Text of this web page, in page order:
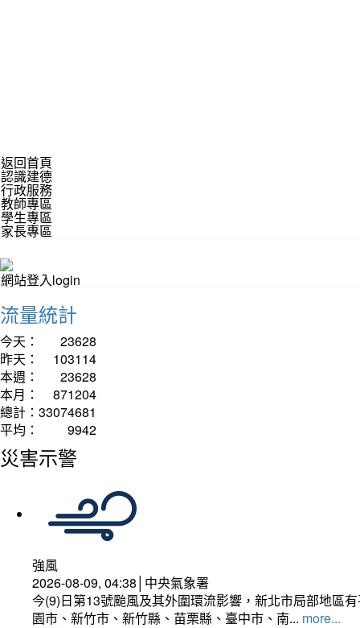
返回首頁
認識建德
行政服務
教師專區
學生專區
家長專區
網站登入login
流量統計
今天：
23628
昨天：
103114
本週：
23628
本月：
871204
總計： 33074681
平均：
9942
災害示警
強風
2026-08-09, 04:38│中央氣象署
今(9)日第13號颱風及其外圍環流影響，新北市局部地區
園市、新竹市、新竹縣、苗栗縣、臺中市、南... more...